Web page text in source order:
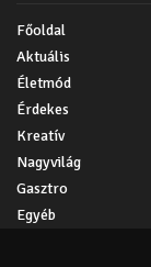
Főoldal
Aktuális
Életmód
Érdekes
Kreatív
Nagyvilág
Gasztro
Egyéb